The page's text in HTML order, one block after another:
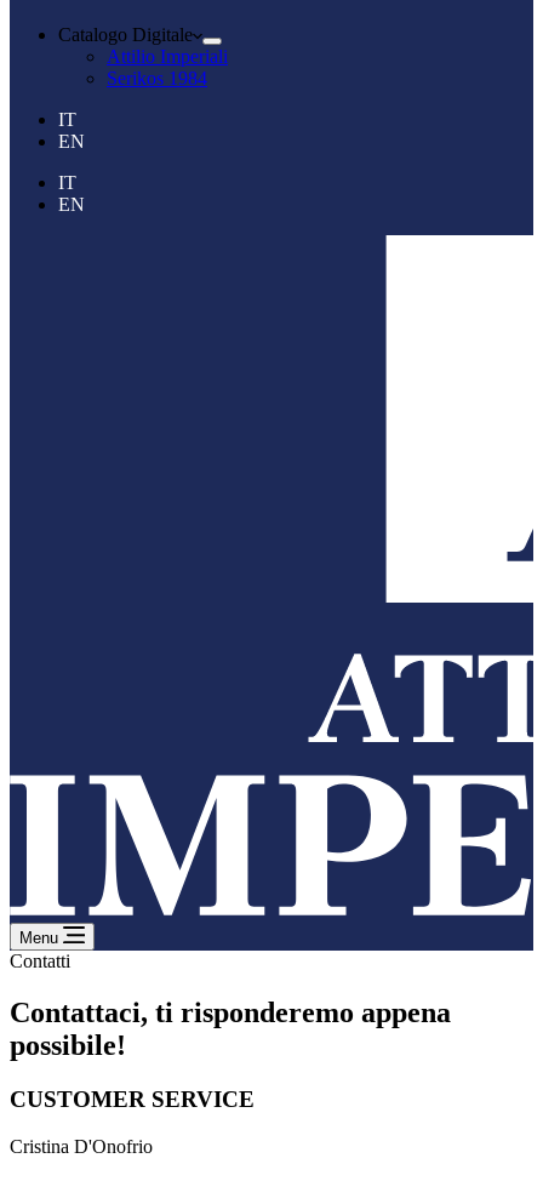
Catalogo Digitale
Attilio Imperiali
Serikos 1984
IT
EN
IT
EN
Menu
Contatti
Contattaci, ti risponderemo appena
possibile!
CUSTOMER SERVICE
Cristina D'Onofrio